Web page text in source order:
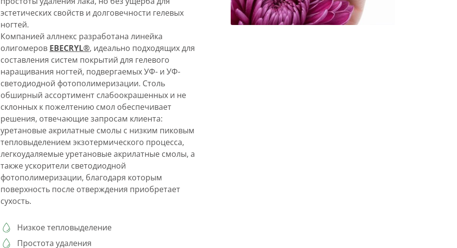
эстетических свойств и долговечности гелевых
ногтей.
Компанией аллнекс разработана линейка
олигомеров EBECRYL®, идеально подходящих для
составления систем покрытий для гелевого
наращивания ногтей, подвергаемых УФ- и УФ-
светодиодной фотополимеризации. Столь
обширный ассортимент слабоокрашенных и не
склонных к пожелтению смол обеспечивает
решения, отвечающие запросам клиента:
уретановые акрилатные смолы с низким пиковым
тепловыделением экзотермического процесса,
легкоудаляемые уретановые акрилатные смолы, а
также ускорители светодиодной
фотополимеризации, благодаря которым
поверхность после отверждения приобретает
сухость.
Низкое тепловыделение
Простота удаления